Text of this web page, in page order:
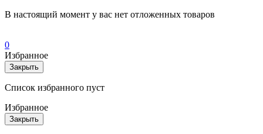
В настоящий момент у вас нет отложенных товаров
0
Избранное
Закрыть
Список избранного пуст
Избранное
Закрыть